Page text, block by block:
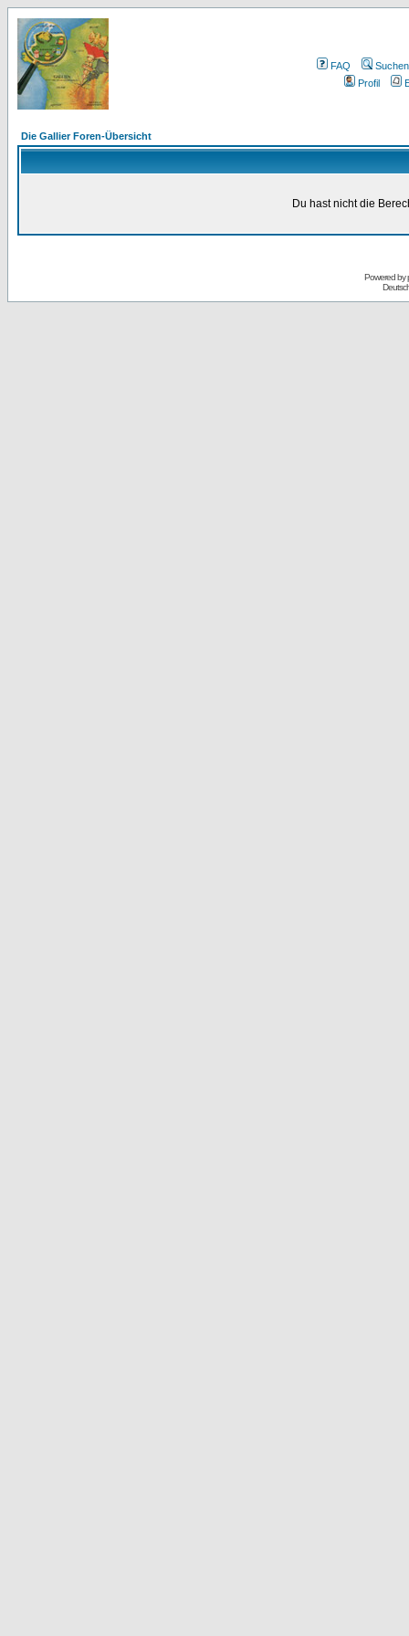
FAQ
Suchen
Profil
Die Gallier Foren-Übersicht
Du hast nicht die
Powered by